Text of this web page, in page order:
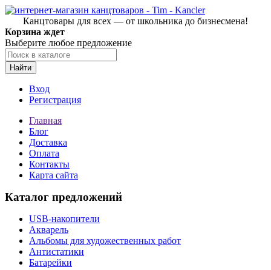
Канцтовары для всех — от школьника до бизнесмена!
Корзина ждет
Выберите любое предложение
Найти
Вход
Регистрация
Главная
Блог
Доставка
Оплата
Контакты
Карта сайта
Каталог предложений
USB-накопители
Акварель
Альбомы для художественных работ
Антистатики
Батарейки